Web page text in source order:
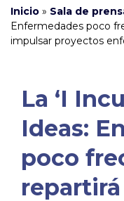
Inicio » Sala de
Enfermedades poco
impulsar proyectos
La ‘I
Ideas:
poco
repartirá